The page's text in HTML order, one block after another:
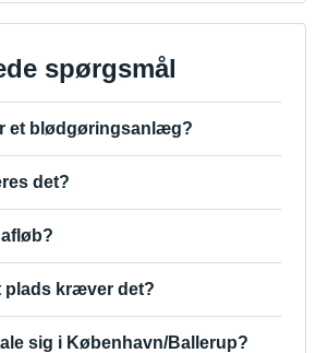
spørgsmål
et blødgøringsanlæg?
det?
plads kræver det?
sig i København/Ballerup?